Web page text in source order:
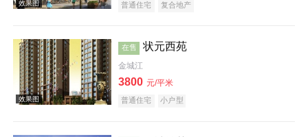
效果图
普通住宅 复合地产
在售 状元西苑
金城江
3800 元/平米
普通住宅 小户型